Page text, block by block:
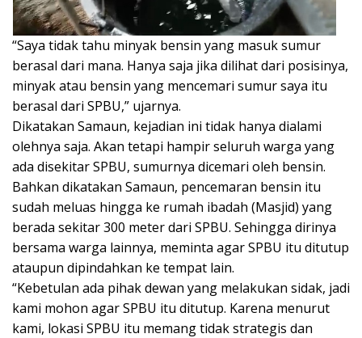
“Saya tidak tahu minyak bensin yang masuk sumur
berasal dari mana. Hanya saja jika dilihat dari posisinya,
minyak atau bensin yang mencemari sumur saya itu
berasal dari SPBU,” ujarnya.
Dikatakan Samaun, kejadian ini tidak hanya dialami
olehnya saja. Akan tetapi hampir seluruh warga yang
ada disekitar SPBU, sumurnya dicemari oleh bensin.
Bahkan dikatakan Samaun, pencemaran bensin itu
sudah meluas hingga ke rumah ibadah (Masjid) yang
berada sekitar 300 meter dari SPBU. Sehingga dirinya
bersama warga lainnya, meminta agar SPBU itu ditutup
ataupun dipindahkan ke tempat lain.
“Kebetulan ada pihak dewan yang melakukan sidak, jadi
kami mohon agar SPBU itu ditutup. Karena menurut
kami, lokasi SPBU itu memang tidak strategis dan